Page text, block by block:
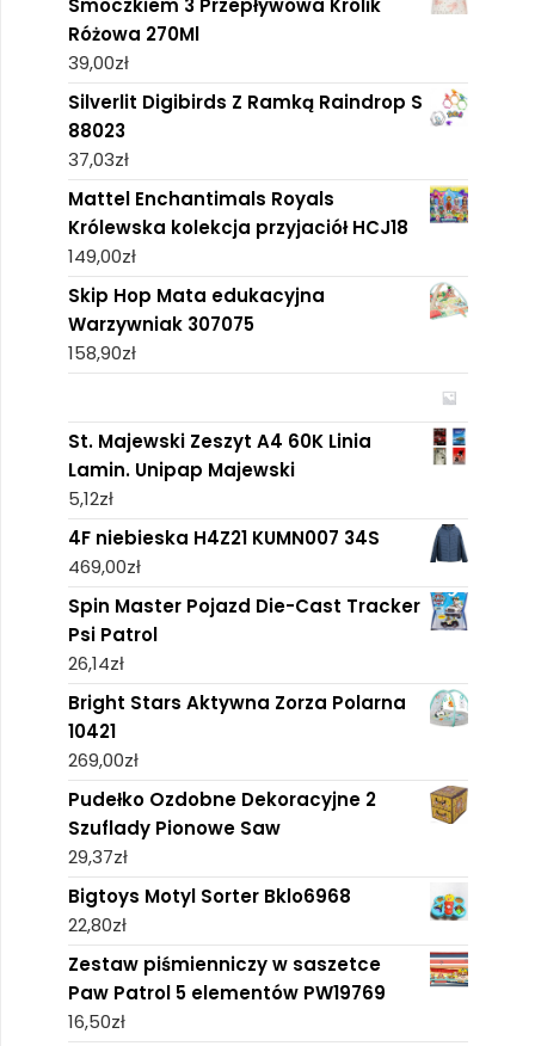
Smoczkiem 3 Przepływowa Królik
Różowa 270Ml
39,00zł
Silverlit Digibirds Z Ramką Raindrop S
88023
37,03zł
Mattel Enchantimals Royals
Królewska kolekcja przyjaciół HCJ18
149,00zł
Skip Hop Mata edukacyjna
Warzywniak 307075
158,90zł
St. Majewski Zeszyt A4 60K Linia
Lamin. Unipap Majewski
5,12zł
4F niebieska H4Z21 KUMN007 34S
469,00zł
Spin Master Pojazd Die-Cast Tracker
Psi Patrol
26,14zł
Bright Stars Aktywna Zorza Polarna
10421
269,00zł
Pudełko Ozdobne Dekoracyjne 2
Szuflady Pionowe Saw
29,37zł
Bigtoys Motyl Sorter Bklo6968
22,80zł
Zestaw piśmienniczy w saszetce
Paw Patrol 5 elementów PW19769
16,50zł